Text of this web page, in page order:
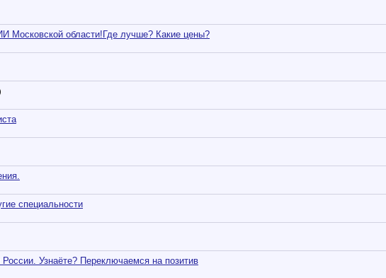
области!Где лучше? Какие цены?
специальности
Узнаёте? Переключаемся на позитив